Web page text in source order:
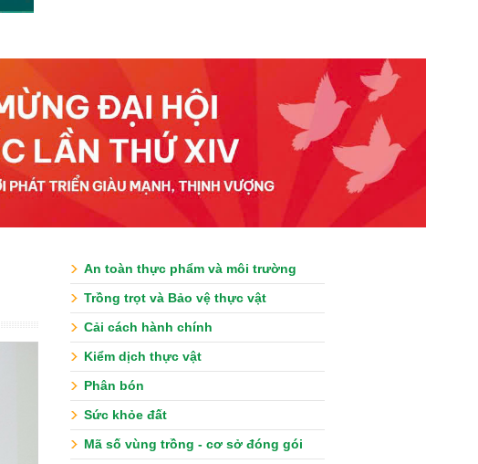
An toàn thực phẩm và môi trường
Trồng trọt và Bảo vệ thực vật
Cải cách hành chính
Kiểm dịch thực vật
Phân bón
Sức khỏe đất
Mã số vùng trồng - cơ sở đóng gói